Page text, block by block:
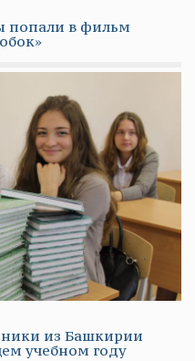
попали в фильм
из Башкирии
учебном году